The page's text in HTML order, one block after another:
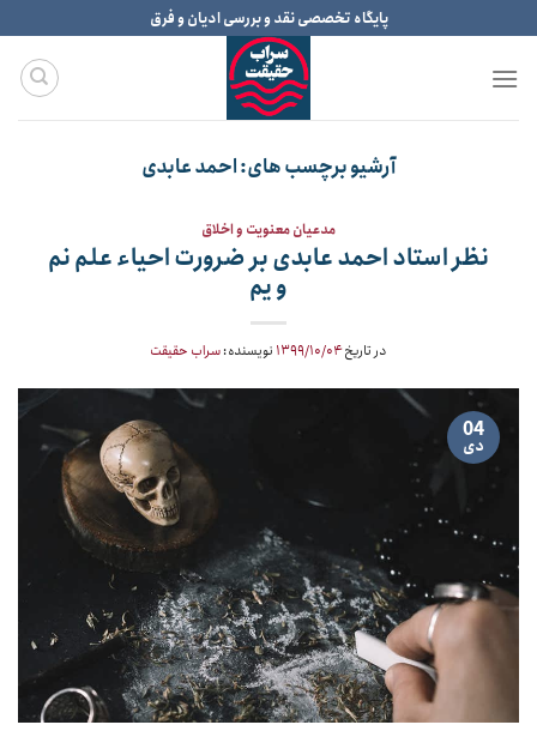
to
content
پایگاه تخصصی نقد و بررسی ادیان و فرق
آرشیو برچسب های:احمد عابدی
مدعیان معنویت و اخلاق
نظر استاد احمد عابدی بر ضرورت احیاء علم نم
و یم
در تاریخ۱۳۹۹/۱۰/۰۴ نویسنده:سراب حقیقت
04
دی